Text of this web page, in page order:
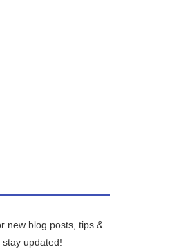
new blog posts, tips &
updated!